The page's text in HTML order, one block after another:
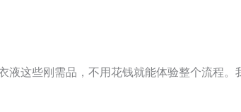
液这些刚需品，不用花钱就能体验整个流程。